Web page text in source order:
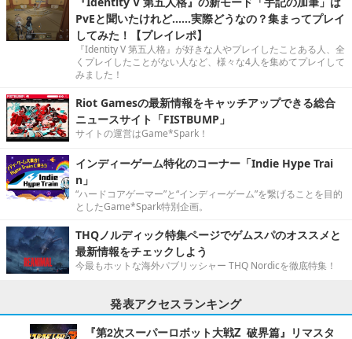
PvEと聞いたけれど……実際どうなの？集まってプレイ
してみた！【プレイレポ】
『Identity V 第五人格』が好きな人やプレイしたことある人、全
くプレイしたことがない人など、様々な4人を集めてプレイして
みました！
Riot Gamesの最新情報をキャッチアップできる総合
ニュースサイト「FISTBUMP」
サイトの運営はGame*Spark！
インディーゲーム特化のコーナー「Indie Hype Trai
n」
“ハードコアゲーマー”と“インディーゲーム”を繋げることを目的
としたGame*Spark特別企画。
THQノルディック特集ページでゲムスパのオススメと
最新情報をチェックしよう
今最もホットな海外パブリッシャー THQ Nordicを徹底特集！
発表アクセスランキング
『第2次スーパーロボット大戦Z 破界篇』リマスタ